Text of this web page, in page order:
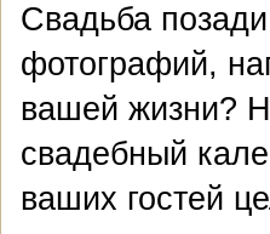
Свадьба
фотографий,
вашей жизни?
свадебный
ваших гостей